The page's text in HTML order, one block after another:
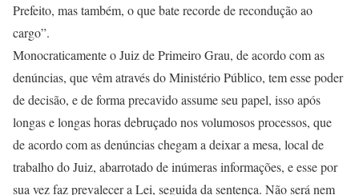
Prefeito, mas também, o que bate recorde de recondução ao
cargo”.
Monocraticamente o Juiz de Primeiro Grau, de acordo com as
denúncias, que vêm através do Ministério Público, tem esse poder
de decisão, e de forma precavido assume seu papel, isso após
longas e longas horas debruçado nos volumosos processos, que
de acordo com as denúncias chegam a deixar a mesa, local de
trabalho do Juiz, abarrotado de inúmeras informações, e esse por
sua vez faz prevalecer a Lei, seguida da sentença. Não será nem